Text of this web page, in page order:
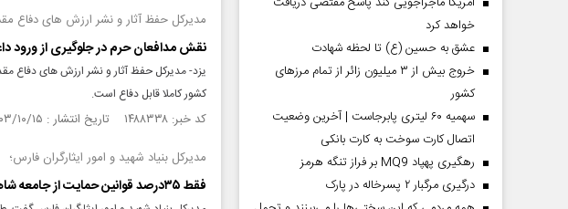
مدیرکل حفظ آثار و نشر ارزش های دفاع
نقش مدافعان حرم در جلوگیری از ورود
یزد- مدیرکل حفظ آثار و نشر ارزش های دفاع
کشور کاملا قابل دفاع است.
کد خبر: ۱۴۸۸۳۳۸ تاریخ انتشار : ۱۴۰۳/۱۰/۱۵
مدیرکل بنیاد شهید و امور ایثارگران فارس؛
فقط ۳۵درصد قوانین حمایت از جامعه شاهد وایثارگر محقق شده است
خواهد کرد
عشق به حسین (ع) تا لحظه شهادت
خروج بیش از ۳ میلیون زائر از تمام مرز‌های
کشور
سهمیه ۶۰ لیتری پابرجاست | آخرین وضعیت
اتصال کارت سوخت به کارت بانکی
رهگیری پهپاد MQ9 بر فراز تنگه هرمز
درگیری مرگبار ۲ پسرخاله در پارک